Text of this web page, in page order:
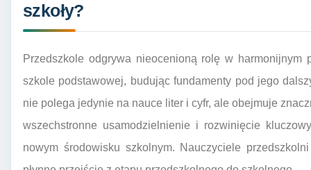
szkoły?
Przedszkole odgrywa nieocenioną rolę w
szkole podstawowej, budując fundamenty pod jego
nie polega jedynie na nauce liter i cyfr, ale obejmuje
wszechstronne usamodzielnienie i rozwinięcie
nowym środowisku szkolnym. Nauczyciele